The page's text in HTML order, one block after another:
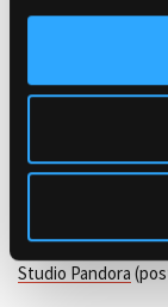
Zrinka Ivanko
Ascanio Viarigi
Studio Pandora